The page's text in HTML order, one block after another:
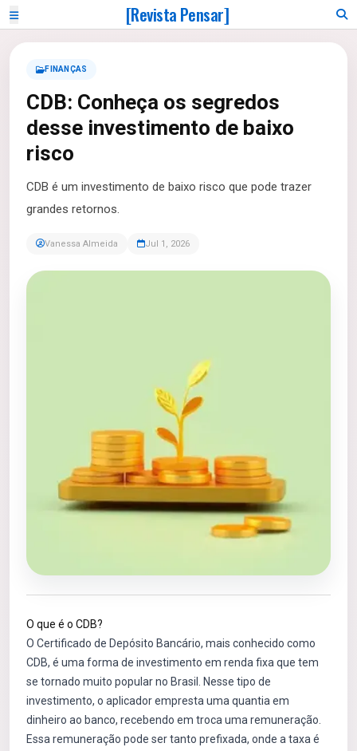
[Revista Pensar]
FINANÇAS
CDB: Conheça os segredos
desse investimento de baixo
risco
CDB é um investimento de baixo risco que pode trazer
grandes retornos.
Vanessa Almeida Jul 1, 2026
O que é o CDB?
O Certificado de Depósito Bancário, mais conhecido como
CDB, é uma forma de investimento em renda fixa que tem
se tornado muito popular no Brasil. Nesse tipo de
investimento, o aplicador empresta uma quantia em
dinheiro ao banco, recebendo em troca uma remuneração.
Essa remuneração pode ser tanto prefixada, onde a taxa é